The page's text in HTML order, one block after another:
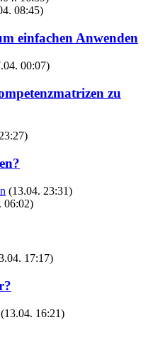
08:45)
einfachen Anwenden
00:07)
zu
(13.04. 23:31)
06:02)
17:17)
(13.04. 16:21)